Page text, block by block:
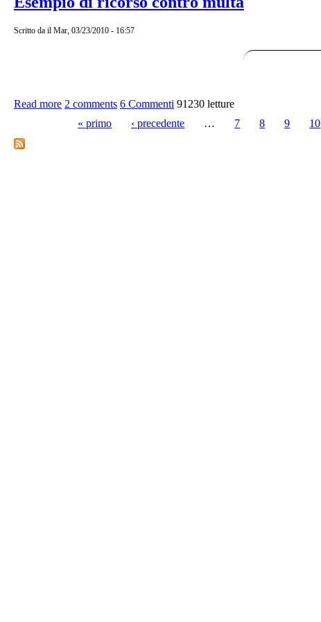
Scritto da il Mar, 03/23/2010 - 16:57
Read more about Esempio di ricorso contro multa
2 comments 6 Commenti 91230 letture
Pagine
« primo ‹ precedente … 7 8 9 10